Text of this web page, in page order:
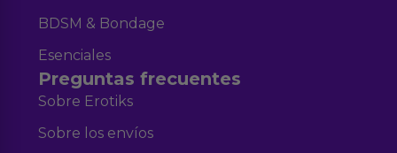
BDSM & Bondage
Esenciales
Preguntas frecuentes
Sobre Erotiks
Sobre los envíos